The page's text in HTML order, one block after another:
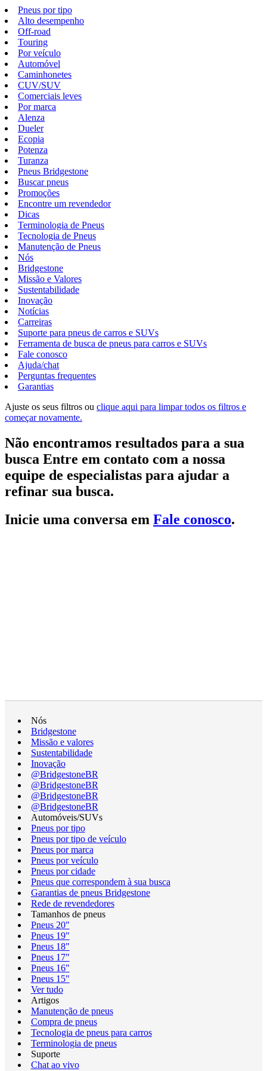
Pneus por tipo
Alto desempenho
Off-road
Touring
Por veículo
Automóvel
Caminhonetes
CUV/SUV
Comerciais leves
Por marca
Alenza
Dueler
Ecopia
Potenza
Turanza
Pneus Bridgestone
Buscar pneus
Promoções
Encontre um revendedor
Dicas
Terminologia de Pneus
Tecnologia de Pneus
Manutenção de Pneus
Nós
Bridgestone
Missão e Valores
Sustentabilidade
Inovação
Notícias
Carreiras
Suporte para pneus de carros e SUVs
Ferramenta de busca de pneus para carros e SUVs
Fale conosco
Ajuda/chat
Perguntas frequentes
Garantias
Ajuste os seus filtros ou clique aqui para limpar todos os filtros e
começar novamente.
Não encontramos resultados para a sua
busca Entre em contato com a nossa
equipe de especialistas para ajudar a
refinar sua busca.
Inicie uma conversa em Fale conosco.
Nós
Bridgestone
Missão e valores
Sustentabilidade
Inovação
@BridgestoneBR
@BridgestoneBR
@BridgestoneBR
@BridgestoneBR
Automóveis/SUVs
Pneus por tipo
Pneus por tipo de veículo
Pneus por marca
Pneus por veículo
Pneus por cidade
Pneus que correspondem à sua busca
Garantias de pneus Bridgestone
Rede de revendedores
Tamanhos de pneus
Pneus 20"
Pneus 19"
Pneus 18"
Pneus 17"
Pneus 16"
Pneus 15"
Ver tudo
Artigos
Manutenção de pneus
Compra de pneus
Tecnologia de pneus para carros
Terminologia de pneus
Suporte
Chat ao vivo